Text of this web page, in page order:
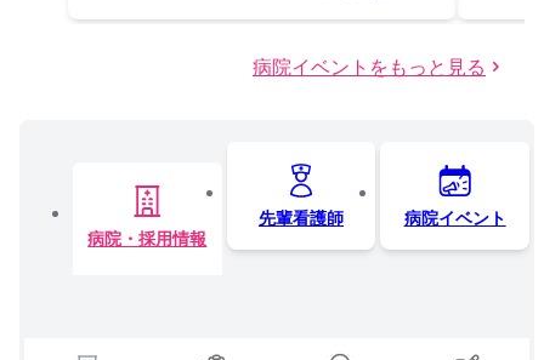
病院イベントをもっと見る
病院・採用情報
先輩看護師 病院イベント